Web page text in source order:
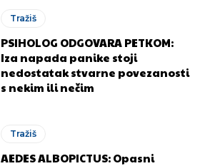
Tražiš
PSIHOLOG ODGOVARA PETKOM:
Iza napada panike stoji
nedostatak stvarne povezanosti
s nekim ili nečim
Tražiš
AEDES ALBOPICTUS: Opasni